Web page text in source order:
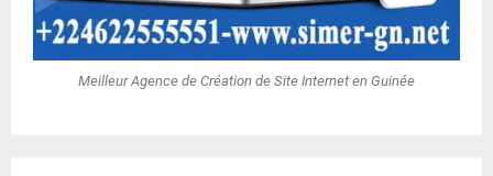
Meilleur Agence de Création de Site Internet en Guinée